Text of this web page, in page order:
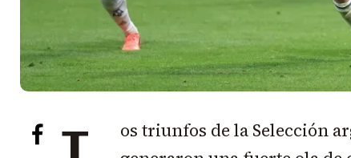
os triunfos de la Selección